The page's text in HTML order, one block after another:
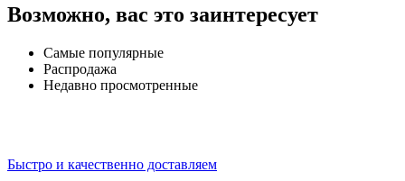
Возможно, вас это заинтересует
Самые популярные
Распродажа
Недавно просмотренные
Быстро и качественно доставляем